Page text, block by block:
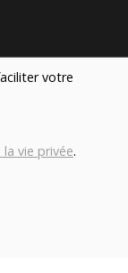
votre
vie privée.